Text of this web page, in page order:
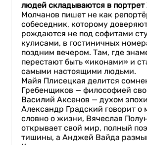
людей складываются в портрет
Молчанов пишет не как
собеседник, которому
рождаются не под софитами
кулисами, в гостиничных
поздним вечером. Там, где
перестают быть «иконами» и
самыми настоящими людьми.
Майя Плисецкая делится
Гребенщиков — философией
Василий Аксенов — духом
Александр Градский говорит о
словно о жизни, Вячеслав
открывает свой мир, полный
тишины, а Анджей Вайда